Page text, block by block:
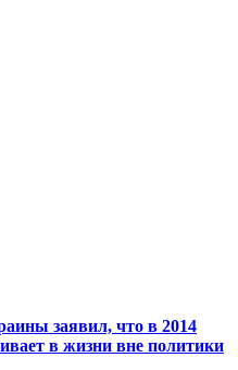
заявил, что в 2014
в жизни вне политики